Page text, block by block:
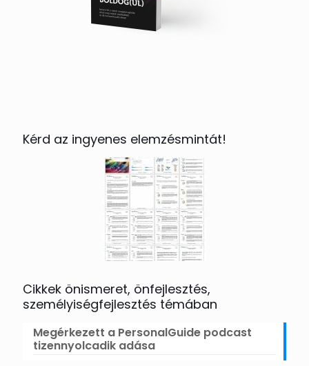
Kérd az ingyenes elemzésmintát!
Cikkek önismeret, önfejlesztés,
személyiségfejlesztés témában
Megérkezett a PersonalGuide podcast
tizennyolcadik adása